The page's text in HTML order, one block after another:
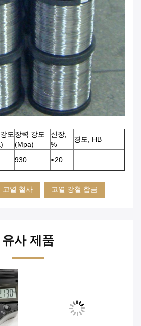
도장력 강도
(Mpa)
신장,
%
경도, HB
930 ≤20
고열 철사 고열 강철 합금
유사 제품